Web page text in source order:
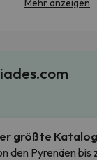
Mehr anzeigen
größte Katalog
den Pyrenäen bis